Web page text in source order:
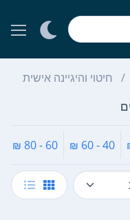
חיטוי והיגיינה אישית
40 - 60 ₪
60 - 80 ₪